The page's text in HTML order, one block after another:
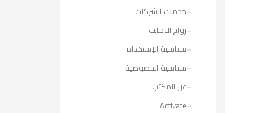
خدمات الشركات
زواج الاجانب
سياسية الإستخدام
سياسية الخصوصية
عن المكتب
Activate